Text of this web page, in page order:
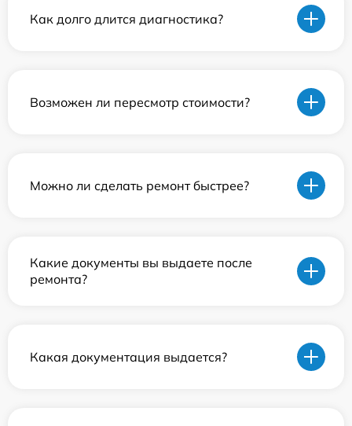
Как долго длится диагностика?
Возможен ли пересмотр стоимости?
Можно ли сделать ремонт быстрее?
Какие документы вы выдаете после
ремонта?
Какая документация выдается?